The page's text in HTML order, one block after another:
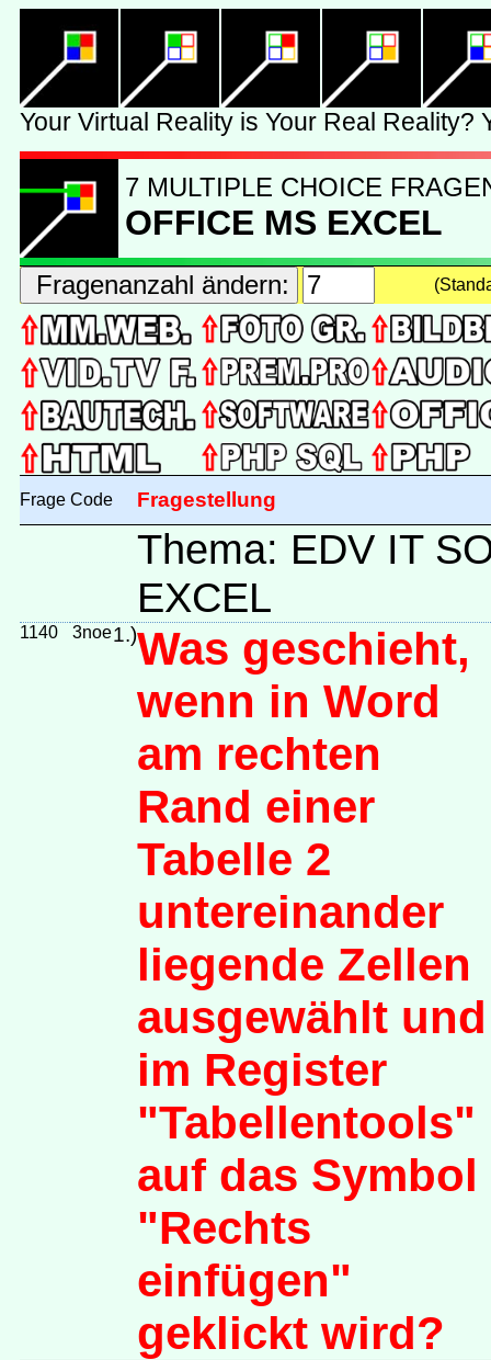
7 MULTIPLE CHOICE
OFFICE MS EXCEL
Frage Code Fragestellung
Thema: EDV IT
EXCEL
1140 3noe1.)Was geschieht,
wenn in Word
am rechten
Rand einer
Tabelle 2
untereinander
liegende Zellen
ausgewählt und
im Register
"Tabellentools"
auf das Symbol
"Rechts
einfügen"
geklickt wird?